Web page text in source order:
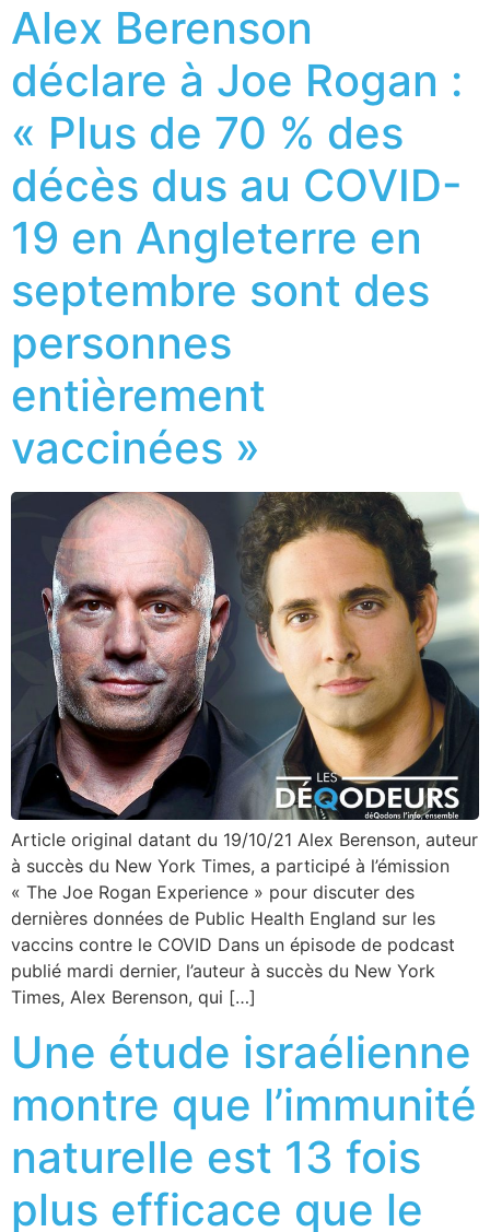
Alex Berenson
déclare à Joe Rogan :
« Plus de 70 % des
décès dus au COVID-
19 en Angleterre en
septembre sont des
personnes
entièrement
vaccinées »
Article original datant du 19/10/21 Alex Berenson, auteur
à succès du New York Times, a participé à l’émission
« The Joe Rogan Experience » pour discuter des
dernières données de Public Health England sur les
vaccins contre le COVID Dans un épisode de podcast
publié mardi dernier, l’auteur à succès du New York
Times, Alex Berenson, qui […]
Une étude israélienne
montre que l’immunité
naturelle est 13 fois
plus efficace que le